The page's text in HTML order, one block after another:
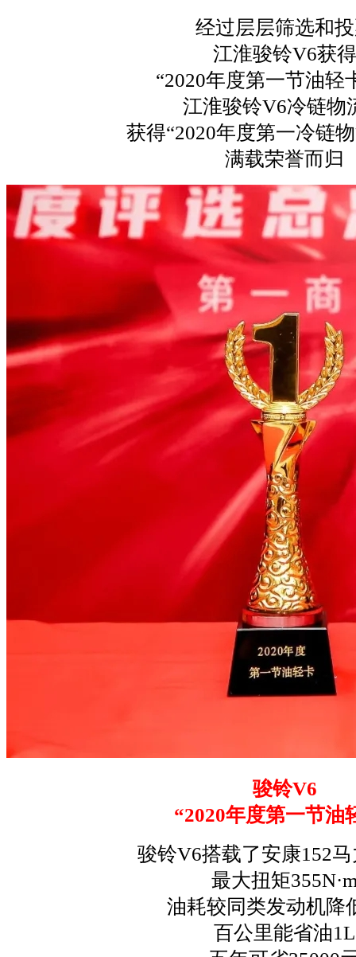
经过层层筛选和
江淮骏铃V6获得
“2020年度第一节油轻
江淮骏铃V6冷链物
获得“2020年度第一冷链
满载荣誉而归
骏铃V6
“2020年度第一节油
骏铃V6搭载了安康152
最大扭矩
油耗较同类发动机降
百公里能省油1L